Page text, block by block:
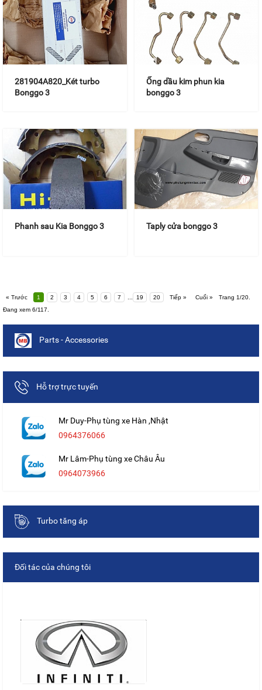
281904A820_Két turbo
Bonggo 3
Ống dầu kim phun kia
bonggo 3
Phanh sau Kia Bonggo 3 Taply cửa bonggo 3
« Trước 1 2 3 4 5 6 7 19 20 Tiếp » Cuối »
Trang 1/20.
Đang xem 6/117.
Parts - Accessories
Hỗ trợ trực tuyến
Mr Duy-Phụ tùng xe Hàn ,Nhật
0964376066
Mr Lâm-Phụ tùng xe Châu Âu
0964073966
Turbo tăng áp
Đối tác của chúng tôi